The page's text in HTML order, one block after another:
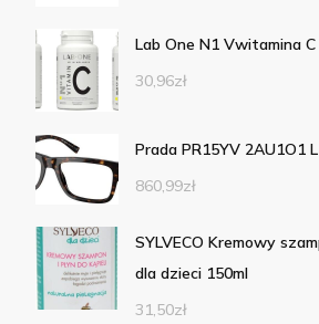
Lab One N1 Vwitamina
30,96zł
Prada PR15YV 2AU1O1
860,99zł
SYLVECO Kremowy
dla dzieci 150ml
31,50zł